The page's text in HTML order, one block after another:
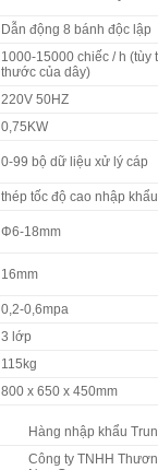
Dẫn động 8 bánh độc lập
1000-15000 chiếc / h (tùy
thước của dây)
220V 50HZ
0,75KW
0-99 bộ dữ liệu xử lý cáp
thép tốc độ cao nhập khẩu
Φ6-18mm
16mm
0,2-0,6mpa
3 lớp
115kg
800 x 650 x 450mm
Hàng nhập khẩu
Công ty TNHH